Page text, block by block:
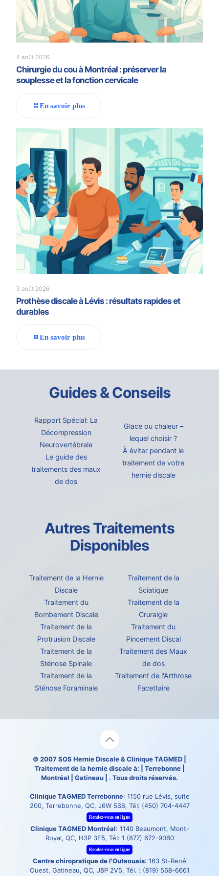
4 août 2026
Chirurgie du cou à Montréal : préserver la
souplesse et la fonction cervicale
En savoir plus
3 août 2026
Prothèse discale à Lévis : résultats rapides et
durables
En savoir plus
Guides & Conseils
Rapport Spécial: La
Décompression
Neurovertébrale
Le guide des
traitements des maux
de dos
Glace ou chaleur –
lequel choisir ?
À éviter pendant le
traitement de votre
hernie discale
Autres Traitements
Disponibles
Traitement de la Hernie
Discale
Traitement du
Bombement Discale
Traitement de la
Protrusion Discale
Traitement de la
Sténose Spinale
Traitement de la
Sténose Foraminale
Traitement de la
Sciatique
Traitement de la
Cruralgie
Traitement du
Pincement Discal
Traitement des Maux
de dos
Traitement de l'Arthrose
Facettaire
© 2007SOS Hernie Discale&Clinique TAGMED
Traitement de la hernie discale à: | Terrebonne |
Montréal | Gatineau | . Tous droits réservés.
Clinique TAGMED Terrebonne: 1150 rue Lévis, suite
200, Terrebonne, QC, J6W 5S6, Tél: (450) 704-4447
Rendez-vous en ligne
Clinique TAGMED Montréal: 1140 Beaumont, Mont-
Royal, QC, H3P 3E5, Tél: 1 (877) 672-9060
Rendez-vous en ligne
Centre chiropratique de l'Outaouais: 163 St-René
Ouest, Gatineau, QC, J8P 2V5, Tél. : (819) 568-6661